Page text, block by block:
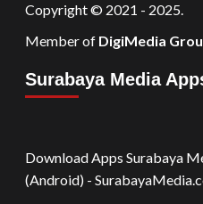
Copyright © 2021 - 2025.
Member of DigiMedia
Surabaya Media
Download Apps Surabaya
(Android) -